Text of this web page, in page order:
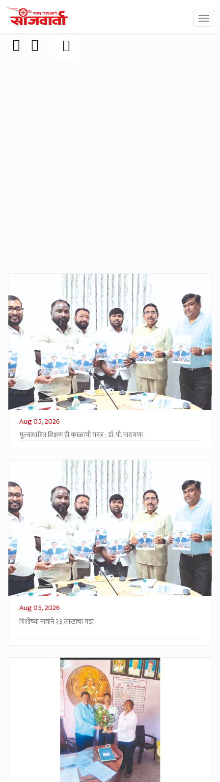
Aug 05, 2026
मूल्याधारित शिक्षण ही काळाची गरज : डॉ. पी. नारायणा
Aug 05, 2026
भिशीच्या नावाने २३ लाखांचा गंडा